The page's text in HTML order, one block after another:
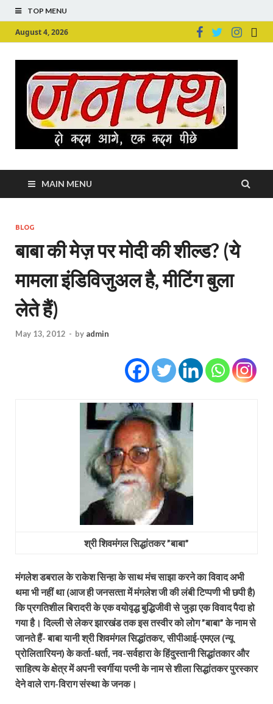
TOP MENU
August 4, 2026
MAIN MENU
BLOG
बाबा की मेज़ पर मोदी की शील्‍ड? (ये
मामला इंडिविजुअल है, मीटिंग बुला
लेते हैं)
May 13, 2012 - by admin
श्री शिवमंगल सिद्धांतकर ”बाबा”
मंगलेश डबराल के राकेश सिन्‍हा के साथ मंच साझा करने का विवाद अभी
थमा भी नहीं था (आज ही जनसत्‍ता में मंगलेश जी की लंबी टिप्‍पणी भी छपी है)
कि प्रगतिशील बिरादरी के एक वयोवृद्ध बुद्धिजीवी से जुड़ा एक विवाद पैदा हो
गया है। दिल्‍ली से लेकर झारखंड तक इस तस्‍वीर को लोग ”बाबा” के नाम से
जानते हैं- बाबा यानी श्री शिवमंगल सिद्धांतकर, सीपीआई-एमएल (न्‍यू
प्रोलितारियन) के कर्ता-धर्ता, नव-सर्वहारा के हिंदुस्‍तानी सिद्धांतकार और
साहित्‍य के क्षेत्र में अपनी स्‍वर्गीया पत्‍नी के नाम से शीला सिद्धांतकर पुरस्‍कार
देने वाले राग-विराग संस्‍था के जनक।